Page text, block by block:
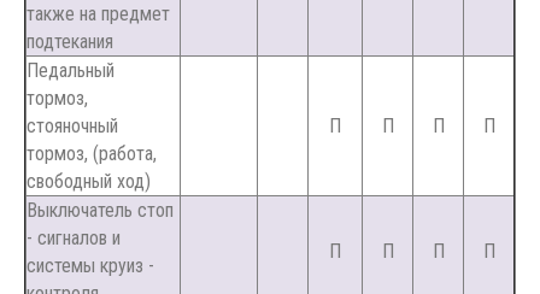
также на предмет
подтекания
Педальный
тормоз,
стояночный
тормоз, (работа,
свободный ход)
П П П П
Выключатель стоп
- сигналов и
системы круиз -
П П П П